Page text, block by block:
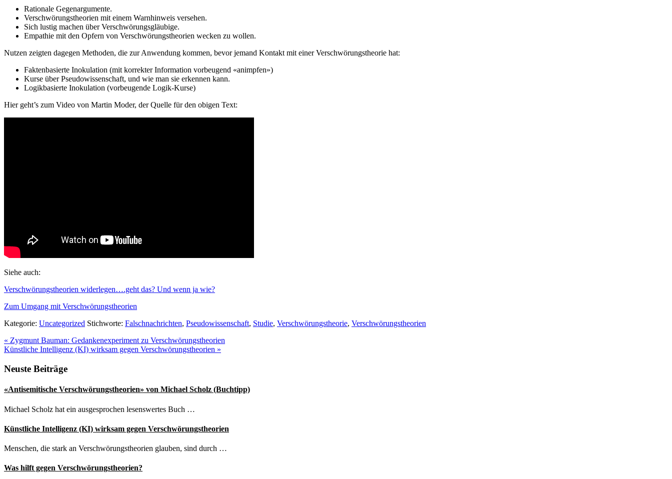
Rationale Gegenargumente.
Verschwörungstheorien mit einem Warnhinweis versehen.
Sich lustig machen über Verschwörungsgläubige.
Empathie mit den Opfern von Verschwörungstheorien wecken zu wollen.
Nutzen zeigten dagegen Methoden, die zur Anwendung kommen, bevor jemand Kontakt mit einer Verschwörungstheorie hat:
Faktenbasierte Inokulation (mit korrekter Information vorbeugend «animpfen»)
Kurse über Pseudowissenschaft, und wie man sie erkennen kann.
Logikbasierte Inokulation (vorbeugende Logik-Kurse)
Hier geht’s zum Video von Martin Moder, der Quelle für den obigen Text:
Siehe auch:
Verschwörungstheorien widerlegen….geht das? Und wenn ja wie?
Zum Umgang mit Verschwörungstheorien
Kategorie: Uncategorized Stichworte: Falschnachrichten, Pseudowissenschaft, Studie, Verschwörungstheorie, Verschwörungstheorien
Vorheriger
Beitrag:
« Zygmunt Bauman: Gedankenexperiment zu Verschwörungstheorien
Nächster
Künstliche Intelligenz (KI) wirksam gegen Verschwörungstheorien »
Seitenspalte
Neuste Beiträge
«Antisemitische Verschwörungstheorien» von Michael Scholz (Buchtipp)
Michael Scholz hat ein ausgesprochen lesenswertes Buch …
Künstliche Intelligenz (KI) wirksam gegen Verschwörungstheorien
Menschen, die stark an Verschwörungstheorien glauben, sind durch …
Was hilft gegen Verschwörungstheorien?